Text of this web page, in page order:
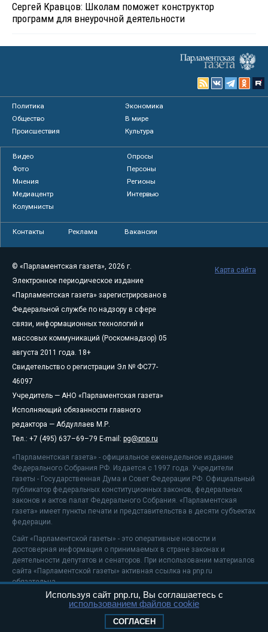
Сергей Кравцов: Школам поможет конструктор
программ для внеурочной деятельности
Политика
Экономика
Общество
В мире
Происшествия
Культура
Видео
Опросы
Фото
Персоны
Мнения
Регионы
Медиацентр
Интервью
Колумнисты
Контакты Реклама Вакансии
© «Парламентская газета», 2026 г.
Электронное периодическое издание
«Парламентская газета» зарегистрировано в
Федеральной службе по надзору в сфере
связи, информационных технологий и
массовых коммуникаций (Роскомнадзор) 05
августа 2011 года. 18+
Свидетельство о регистрации Эл № ФС77-
46097
Учредитель — АНО «Парламентская газета»
Исполняющий обязанности главного
редактора — Абдуллаев М.Р.
Тел.: +7 (495) 637–69–79 E-mail: pg@pnp.ru
«Парламентская газета» - официальное еженедельное издание
Федерального Собрания РФ. Издается с 1997 года. Учредители
газеты - Государственная Дума и Совет Федерации РФ. Официальный
публикатор федеральных конституционных законов, федеральных
законов и актов палат Федерального Собрания. «Парламентская
газета» имеет пункты печати и представительства в десяти субъектах
федерации.
Сайт «Парламентской газеты» - это оперативные новости и
достоверная информация о принимаемых в стране законах и
деятельности депутатов и сенаторов. При использовании материалов
сайта «Парламентской газеты» активная ссылка на pnp.ru
обязательна.
На информационном ресурсе применяютсярекомендательные
Положение о защите персональных данных
Карта сайта
Используя сайт pnp.ru, Вы соглашаетесь с
использованием файлов cookie
СОГЛАСЕН